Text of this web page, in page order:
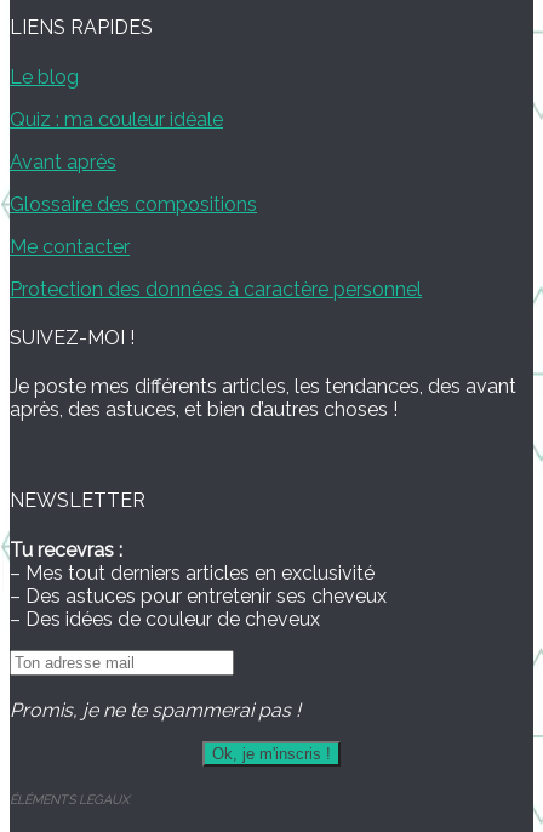
LIENS RAPIDES
Le blog
Quiz : ma couleur idéale
Avant après
Glossaire des compositions
Me contacter
Protection des données à caractère personnel
SUIVEZ-MOI !
Je poste mes différents articles, les tendances, des avant
après, des astuces, et bien d’autres choses !
NEWSLETTER
Tu recevras :
– Mes tout derniers articles en exclusivité
– Des astuces pour entretenir ses cheveux
– Des idées de couleur de cheveux
Promis, je ne te spammerai pas !
ÉLÉMENTSLEGAUX